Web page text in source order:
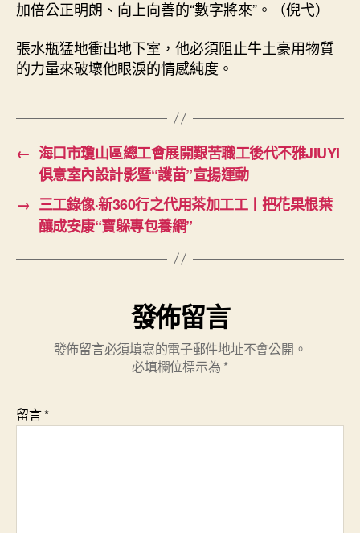
加倍公正明朗、向上向善的“數字將來”。（倪弋）
張水瓶猛地衝出地下室，他必須阻止牛土豪用物質
的力量來破壞他眼淚的情感純度。
← 海口市瓊山區總工會展開艱苦職工後代不雅JIUYI
俱意室內設計影暨“護苗”宣揚運動
→ 三工錄像·新360行之代用茶加工工丨把花果根葉
釀成安康“寶躲專包養網”
發佈留言
發佈留言必須填寫的電子郵件地址不會公開。
必填欄位標示為 *
留言*